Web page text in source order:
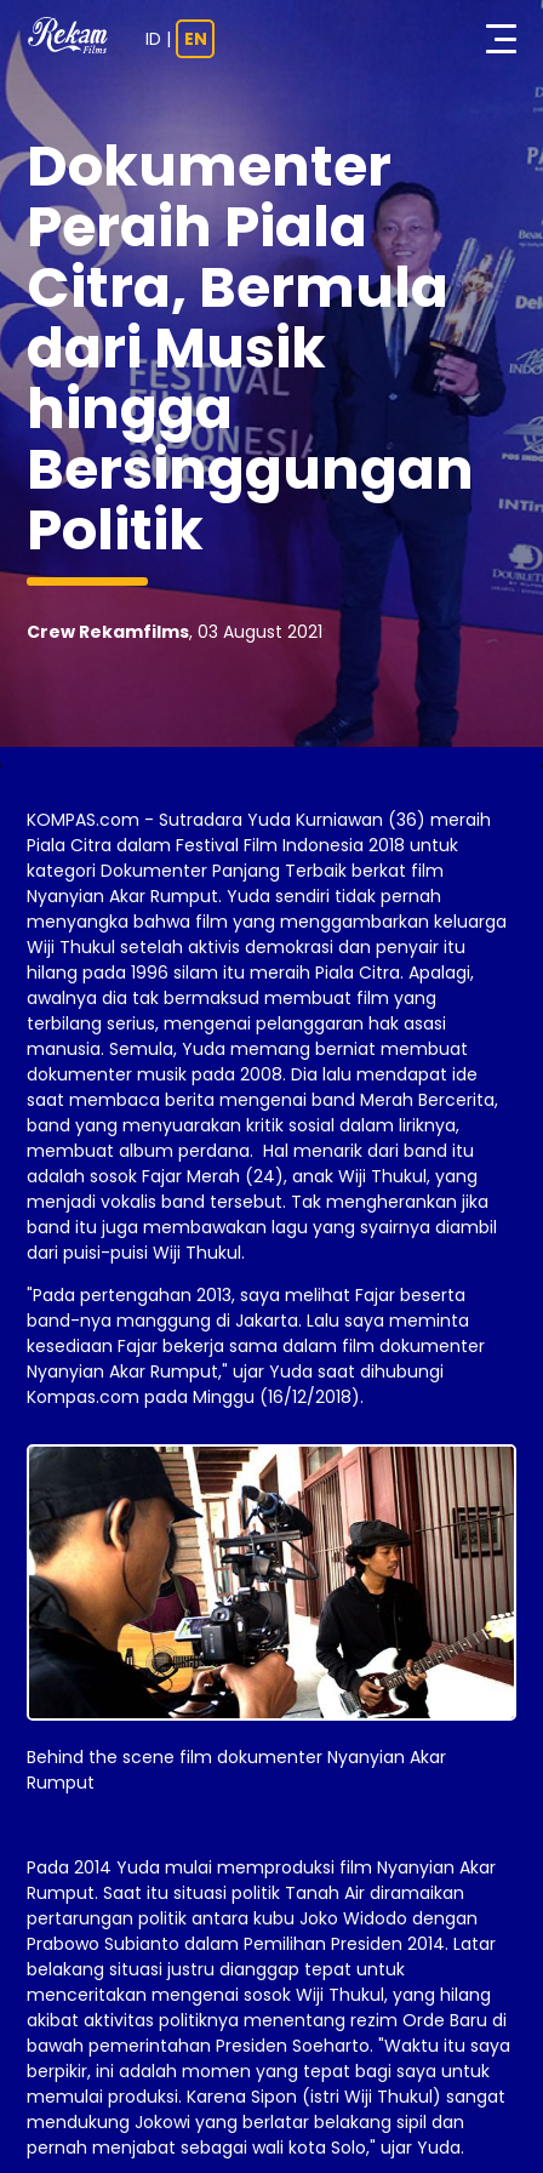
ID | EN
Dokumenter
Peraih Piala
Citra, Bermula
dari Musik
hingga
Bersinggungan
Politik
Crew Rekamfilms, 03 August 2021
KOMPAS.com - Sutradara Yuda Kurniawan (36) meraih
Piala Citra dalam Festival Film Indonesia 2018 untuk
kategori Dokumenter Panjang Terbaik berkat film
Nyanyian Akar Rumput. Yuda sendiri tidak pernah
menyangka bahwa film yang menggambarkan keluarga
Wiji Thukul setelah aktivis demokrasi dan penyair itu
hilang pada 1996 silam itu meraih Piala Citra. Apalagi,
awalnya dia tak bermaksud membuat film yang
terbilang serius, mengenai pelanggaran hak asasi
manusia. Semula, Yuda memang berniat membuat
dokumenter musik pada 2008. Dia lalu mendapat ide
saat membaca berita mengenai band Merah Bercerita,
band yang menyuarakan kritik sosial dalam liriknya,
membuat album perdana. Hal menarik dari band itu
adalah sosok Fajar Merah (24), anak Wiji Thukul, yang
menjadi vokalis band tersebut. Tak mengherankan jika
band itu juga membawakan lagu yang syairnya diambil
dari puisi-puisi Wiji Thukul.
"Pada pertengahan 2013, saya melihat Fajar beserta
band-nya manggung di Jakarta. Lalu saya meminta
kesediaan Fajar bekerja sama dalam film dokumenter
Nyanyian Akar Rumput," ujar Yuda saat dihubungi
Kompas.com pada Minggu (16/12/2018).
Behind the scene film dokumenter Nyanyian Akar
Rumput
Pada 2014 Yuda mulai memproduksi film Nyanyian Akar
Rumput. Saat itu situasi politik Tanah Air diramaikan
pertarungan politik antara kubu Joko Widodo dengan
Prabowo Subianto dalam Pemilihan Presiden 2014. Latar
belakang situasi justru dianggap tepat untuk
menceritakan mengenai sosok Wiji Thukul, yang hilang
akibat aktivitas politiknya menentang rezim Orde Baru di
bawah pemerintahan Presiden Soeharto. "Waktu itu saya
berpikir, ini adalah momen yang tepat bagi saya untuk
memulai produksi. Karena Sipon (istri Wiji Thukul) sangat
mendukung Jokowi yang berlatar belakang sipil dan
pernah menjabat sebagai wali kota Solo," ujar Yuda.